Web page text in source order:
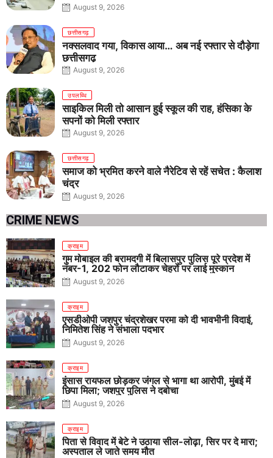
August 9, 2026
छत्तीसगढ़
नक्सलवाद गया, विकास आया… अब नई रफ्तार से दौड़ेगा
छत्तीसगढ़
August 9, 2026
उपलब्धि
साइकिल मिली तो आसान हुई स्कूल की राह, हंसिका के
सपनों को मिली रफ्तार
August 9, 2026
छत्तीसगढ़
समाज को भ्रमित करने वाले नैरेटिव से रहें सचेत : कैलाश
चंद्र
August 9, 2026
CRIME NEWS
क्राइम
गुम मोबाइल की बरामदगी में बिलासपुर पुलिस पूरे प्रदेश में
नंबर-1, 202 फोन लौटाकर चेहरों पर लाई मुस्कान
August 9, 2026
क्राइम
एसडीओपी जशपुर चंद्रशेखर परमा को दी भावभीनी विदाई,
निमितेश सिंह ने संभाला पदभार
August 9, 2026
क्राइम
इंसास रायफल छोड़कर जंगल से भागा था आरोपी, मुंबई में
छिपा मिला; जशपुर पुलिस ने दबोचा
August 9, 2026
क्राइम
पिता से विवाद में बेटे ने उठाया सील-लोढ़ा, सिर पर दे मारा;
अस्पताल ले जाते समय मौत